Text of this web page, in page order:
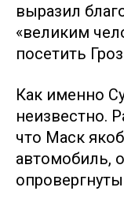
выразил
«великим
посетить
Как именно
неизвестно.
что Маск
автомобиль,